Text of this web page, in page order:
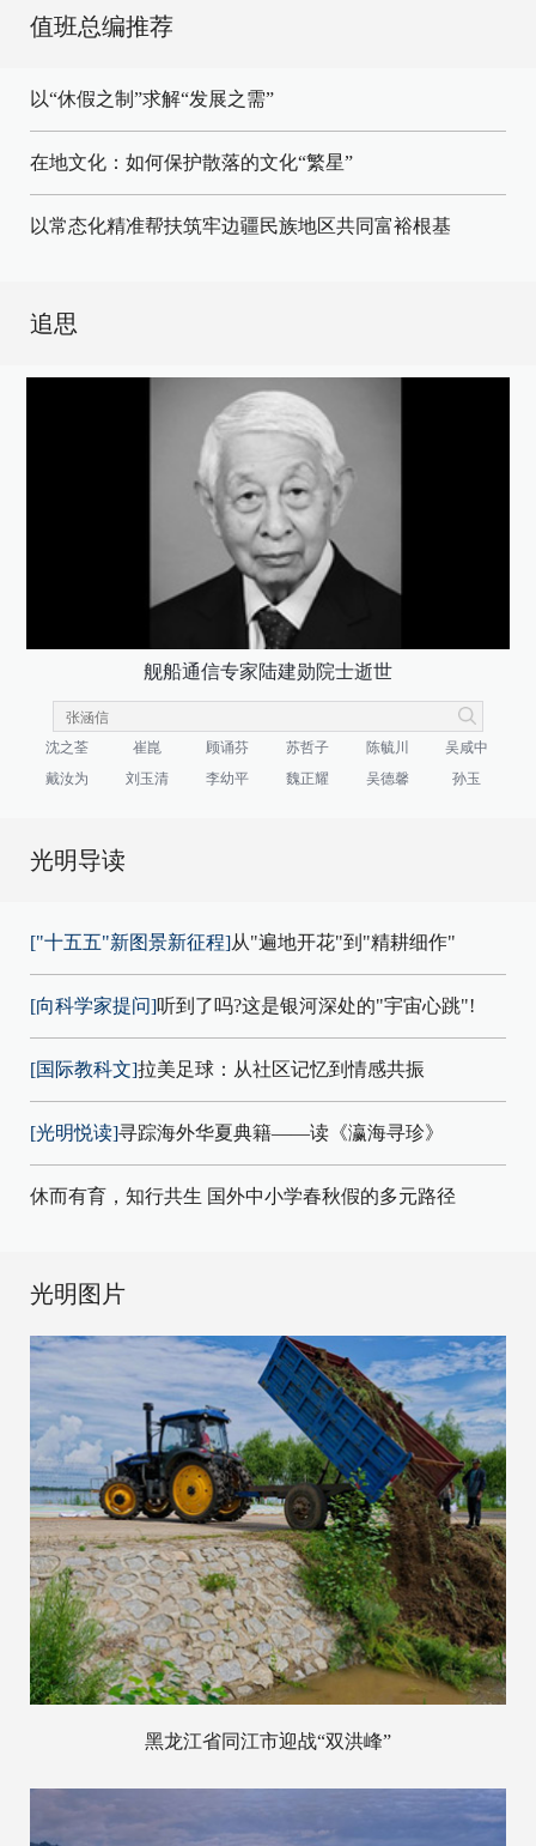
值班总编推荐
以“休假之制”求解“发展之需”
在地文化：如何保护散落的文化“繁星”
以常态化精准帮扶筑牢边疆民族地区共同富裕根基
追思
舰船通信专家陆建勋院士逝世
沈之荃 崔崑 顾诵芬 苏哲子 陈毓川
吴咸中
戴汝为
刘玉清 李幼平 魏正耀 吴德馨 孙玉
光明导读
["十五五"新图景新征程]从"遍地开花"到"精耕细作"
[向科学家提问]听到了吗?这是银河深处的"宇宙心跳"!
[国际教科文]拉美足球：从社区记忆到情感共振
[光明悦读]寻踪海外华夏典籍——读《瀛海寻珍》
休而有育，知行共生 国外中小学春秋假的多元路径
光明图片
黑龙江省同江市迎战“双洪峰”